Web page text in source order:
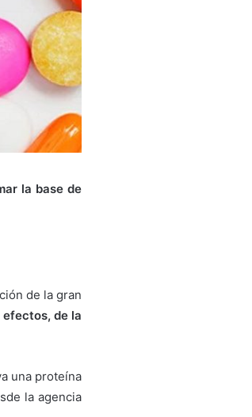
la base de
de la gran
de la
una proteína
la agencia